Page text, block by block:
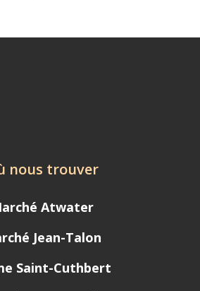
nous trouver
Atwater
Jean-Talon
Saint-Cuthbert